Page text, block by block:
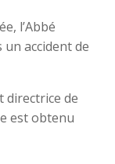
l’Abbé
accident de
directrice de
est obtenu